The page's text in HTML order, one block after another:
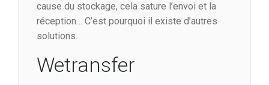
cause du stockage, cela sature l’envoi et la
réception… C’est pourquoi il existe d’autres
solutions.
Wetransfer